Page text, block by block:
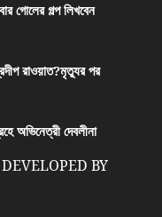
গোলের গল্প লিখবেন
রাওয়াত?মৃত্যুর পর
অভিনেত্রী দেবলীনা
BY